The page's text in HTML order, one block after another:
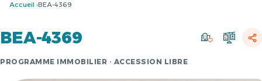
Accueil BEA-4369
BEA-4369
PROGRAMME IMMOBILIER · ACCESSION LIBRE